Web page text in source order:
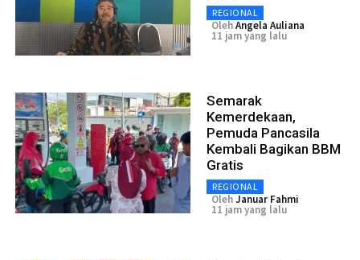
REGIONAL
OlehAngela Auliana
11 jam yang lalu
Semarak
Kemerdekaan,
Pemuda Pancasila
Kembali Bagikan BBM
Gratis
REGIONAL
OlehJanuar Fahmi
11 jam yang lalu